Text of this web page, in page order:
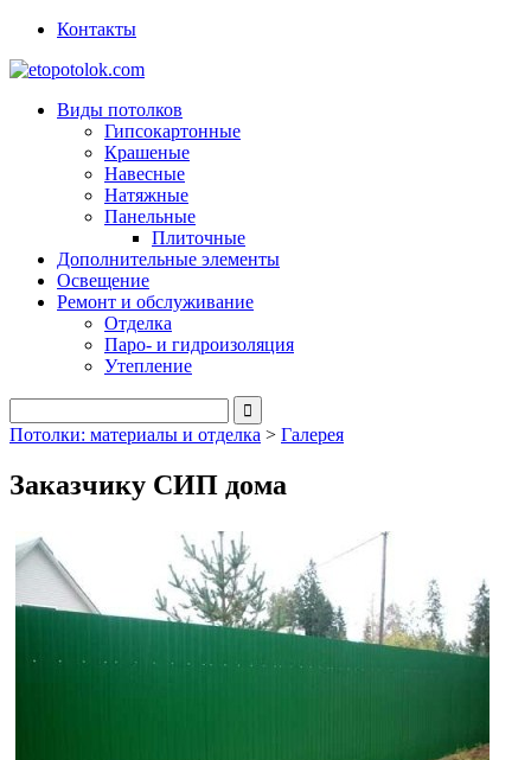
Контакты
Виды потолков
Гипсокартонные
Крашеные
Навесные
Натяжные
Панельные
Плиточные
Дополнительные элементы
Освещение
Ремонт и обслуживание
Отделка
Паро- и гидроизоляция
Утепление
Потолки: материалы и отделка > Галерея
Заказчику СИП дома